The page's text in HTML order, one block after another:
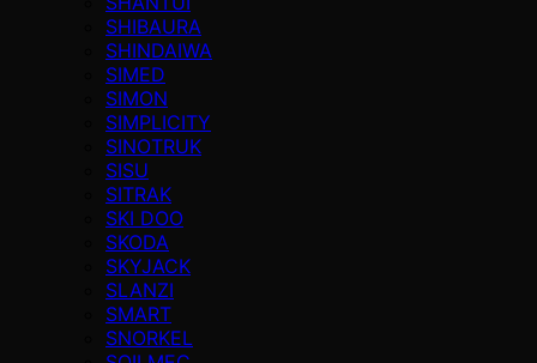
SHIBAURA
SHINDAIWA
SIMED
SIMON
SIMPLICITY
SINOTRUK
SISU
SITRAK
SKI DOO
SKODA
SKYJACK
SLANZI
SMART
SNORKEL